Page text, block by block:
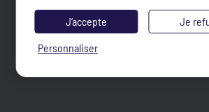
J’accepte
Je
Personnaliser